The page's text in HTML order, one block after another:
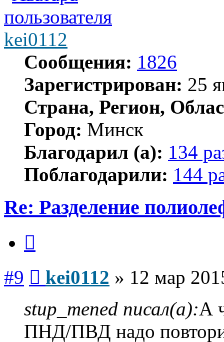
kei0112
Сообщения: 1826
Зарегистрирован: 25
Страна, Регион,
Город: Минск
Благодарил (а): 134
Поблагодарили: 144
Re: Разделение
#9 kei0112 » 12 мар
stup_mened писал(а):А
ПНД/ПВД надо